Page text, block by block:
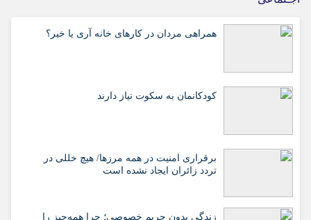
همراهی مردان در کارهای خانه آری یا خیر؟
کودکانمان به سکوت نیاز دارند
برقراری امنیت در همه مرزها/ هیچ‌ خللی در
تردد زائران ایجاد نشده است
زندگی بدون حریم خصوصی؛ چرا همه‌چیز را